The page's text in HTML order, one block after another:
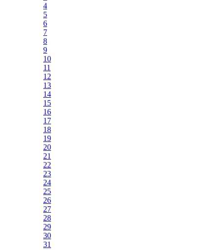
4
5
6
7
8
9
10
11
12
13
14
15
16
17
18
19
20
21
22
23
24
25
26
27
28
29
30
31